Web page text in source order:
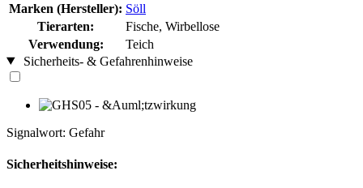
Marken (Hersteller): Söll
Tierarten:
Fische, Wirbellose
Verwendung:
Teich
Sicherheits- & Gefahrenhinweise
Signalwort: Gefahr
Sicherheitshinweise: